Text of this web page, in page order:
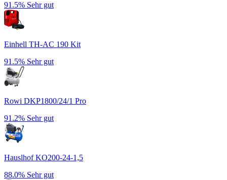
91.5% Sehr gut
Einhell TH-AC 190 Kit
91.5% Sehr gut
Rowi DKP1800/24/1 Pro
91.2% Sehr gut
Hauslhof KO200-24-1,5
88.0% Sehr gut